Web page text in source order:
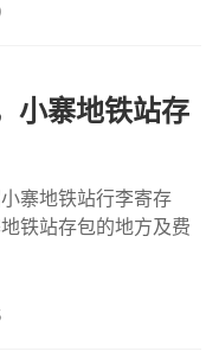
小寨地铁站存
寨地铁站行李寄存
铁站存包的地方及费